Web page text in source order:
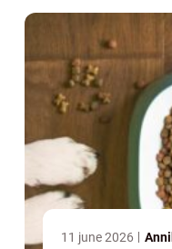
11 june 2026